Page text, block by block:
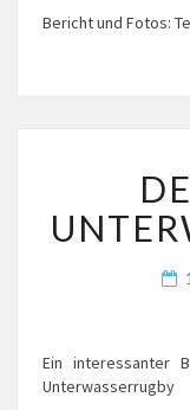
Bericht und Fotos:
Ein interessanter
Unterwasserrugby